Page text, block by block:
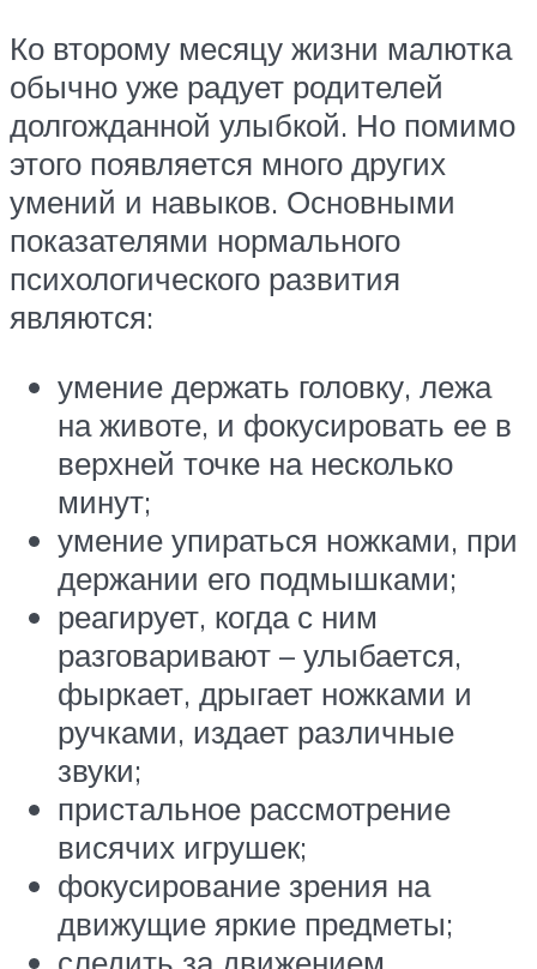
Ко второму месяцу жизни малютка
обычно уже радует родителей
долгожданной улыбкой. Но помимо
этого появляется много других
умений и навыков. Основными
показателями нормального
психологического развития
являются:
умение держать головку, лежа
на животе, и фокусировать ее в
верхней точке на несколько
минут;
умение упираться ножками, при
держании его подмышками;
реагирует, когда с ним
разговаривают – улыбается,
фыркает, дрыгает ножками и
ручками, издает различные
звуки;
пристальное рассмотрение
висячих игрушек;
фокусирование зрения на
движущие яркие предметы;